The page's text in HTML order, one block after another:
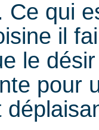
Ce qui
il
le
pour